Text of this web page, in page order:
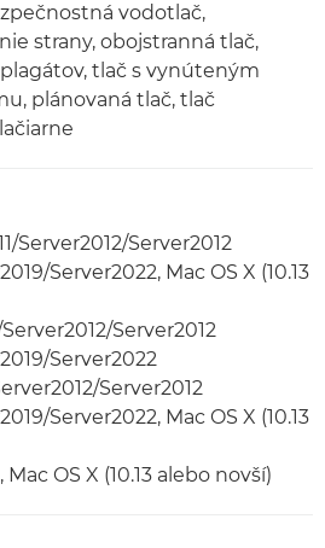
vodotlač,
strany, obojstranná tlač,
tlač s vynúteným
plánovaná tlač, tlač
Server2012/Server2012
Server2022, Mac OS X (10.13
Server2012
Server2022
Server2012
Server2022, Mac OS X (10.13
OS X (10.13 alebo novší)